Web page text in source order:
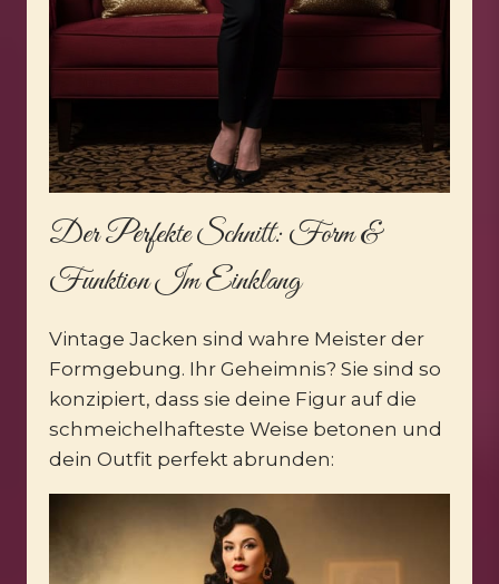
Der Perfekte Schnitt: Form &
Funktion Im Einklang
Vintage Jacken sind wahre Meister der
Formgebung. Ihr Geheimnis? Sie sind so
konzipiert, dass sie deine Figur auf die
schmeichelhafteste Weise betonen und
dein Outfit perfekt abrunden: